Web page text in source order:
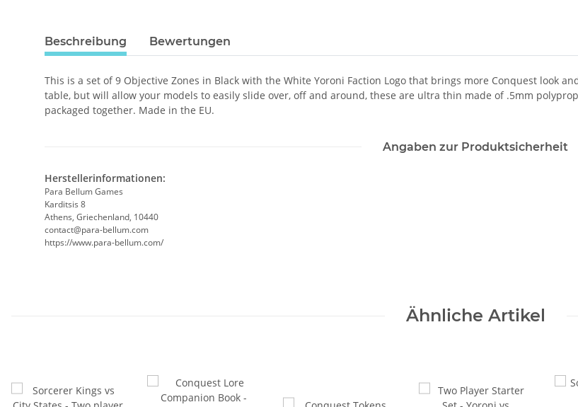
Beschreibung Bewertungen
This is a set of 9 Objective Zones in Black with the White Yoroni Faction Logo that brings more Conquest look
table, but will allow your models to easily slide over, off and around, these are ultra thin made of .5mm
packaged together. Made in the EU.
Angaben zur Produktsicherheit
Herstellerinformationen:
Para Bellum Games
Karditsis 8
Athens, Griechenland, 10440
contact@para-bellum.com
https://www.para-bellum.com/
Ähnliche Artikel